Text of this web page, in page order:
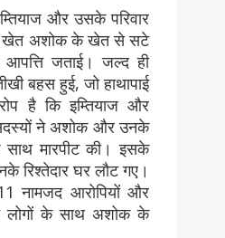
और उसके परिवार
खेत अशोक के खेत से सटे
जताई। जल्द ही
बहस हुई, जो हाथापाई
है कि इम्तियाज और
ने अशोक और उनके
साथ मारपीट की। इसके
रिश्तेदार घर लौट गए।
नामजद आरोपियों और
लोगों के साथ अशोक के